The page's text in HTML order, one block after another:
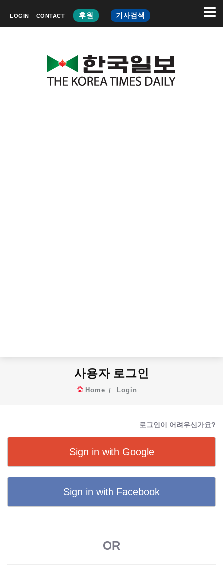
LOGIN CONTACT 후원 기사검색
사용자 로그인
Home Login
로그인이 어려우신가요?
Sign in with Google
Sign in with Facebook
OR